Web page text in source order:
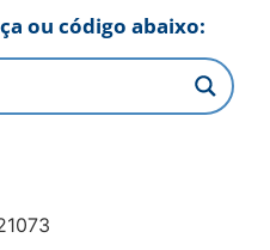
ou código abaixo: